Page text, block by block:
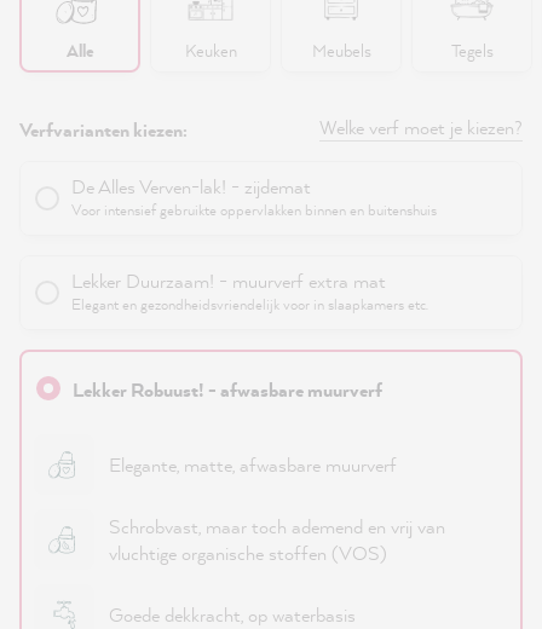
Alle Keuken Meubels Tegels
Verfvarianten kiezen: Welke verf moet je kiezen?
De Alles Verven-lak! - zijdemat
Voor intensief gebruikte oppervlakken binnen en buitenshuis
Lekker Duurzaam! - muurverf extra mat
Elegant en gezondheidsvriendelijk voor in slaapkamers etc.
Lekker Robuust! - afwasbare muurverf
Elegante, matte, afwasbare muurverf
Schrobvast, maar toch ademend en vrij van
vluchtige organische stoffen (VOS)
Goede dekkracht, op waterbasis